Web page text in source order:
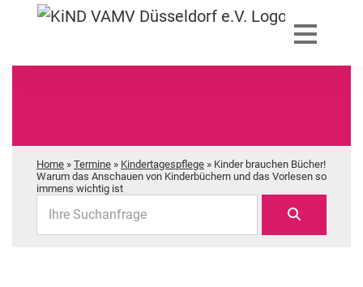
Home » Termine » Kindertagespflege » Kinder brauchen Bücher!
Warum das Anschauen von Kinderbüchern und das Vorlesen so
immens wichtig ist
Ihre Suchanfrage